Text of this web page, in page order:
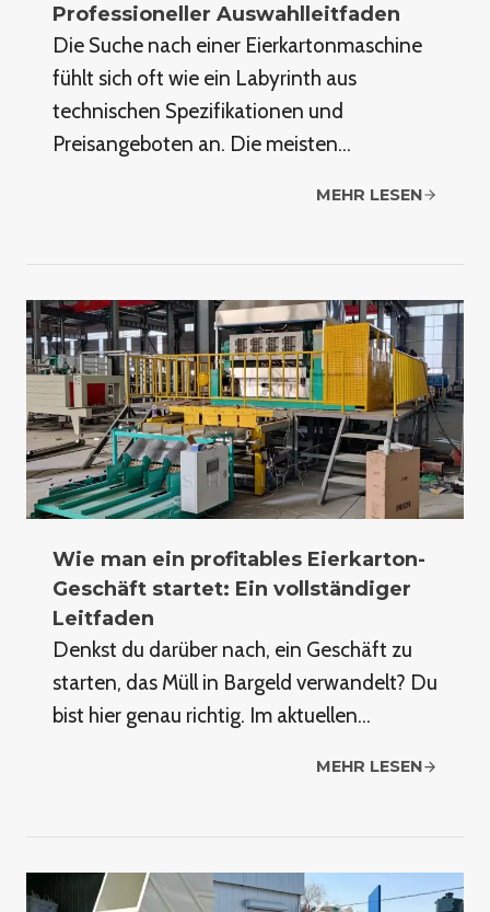
Professioneller Auswahlleitfaden
Die Suche nach einer Eierkartonmaschine
fühlt sich oft wie ein Labyrinth aus
technischen Spezifikationen und
Preisangeboten an. Die meisten…
MEHR LESEN
Wie man ein profitables Eierkarton-
Geschäft startet: Ein vollständiger
Leitfaden
Denkst du darüber nach, ein Geschäft zu
starten, das Müll in Bargeld verwandelt? Du
bist hier genau richtig. Im aktuellen…
MEHR LESEN